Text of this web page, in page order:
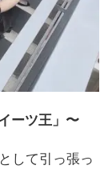
ーツ王」〜
して引っ張っ